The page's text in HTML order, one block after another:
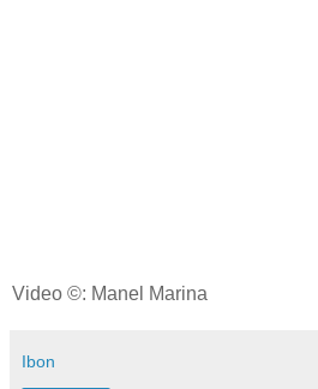
Video ©: Manel Marina
Ibon